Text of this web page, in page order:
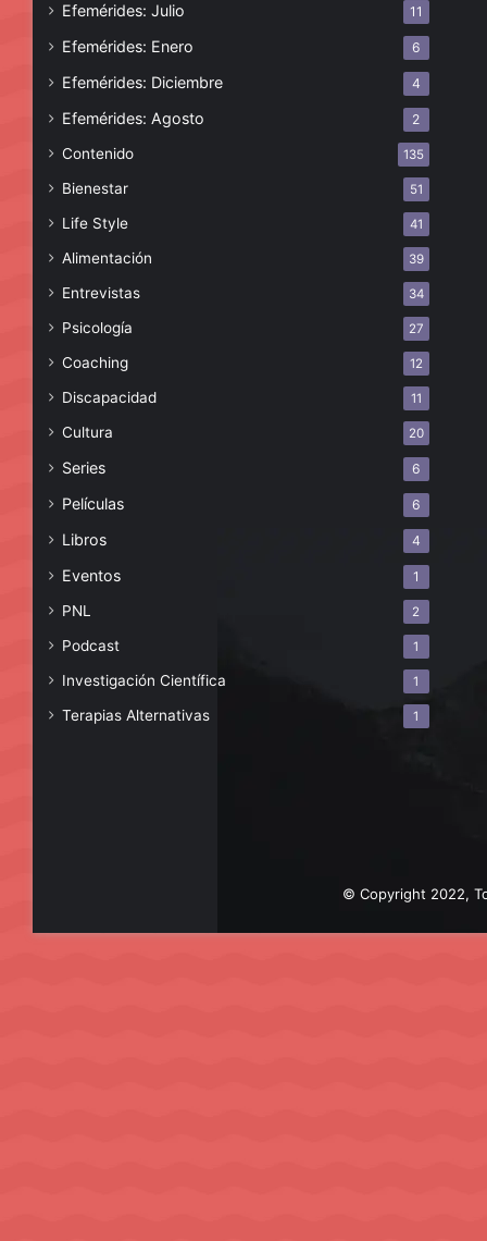
Efemérides: Julio 11
Efemérides: Enero 6
Efemérides: Diciembre 4
Efemérides: Agosto 2
Contenido 135
Bienestar 51
Life Style 41
Alimentación 39
Entrevistas 34
Psicología 27
Coaching 12
Discapacidad 11
Cultura 20
Series 6
Películas 6
Libros 4
Eventos 1
PNL 2
Podcast 1
Investigación Científica 1
Terapias Alternativas 1
© Copyright 2022,